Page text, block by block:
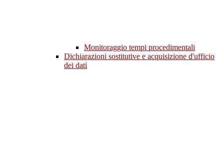
Monitoraggio tempi procedimentali
Dichiarazioni sostitutive e acquisizione d'ufficio
dei dati